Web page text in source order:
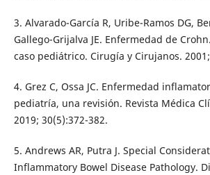
3. Alvarado-García R, Uribe-Ramos DG,
Gallego-Grijalva JE. Enfermedad de
caso pediátrico. Cirugía y Cirujanos.
4. Grez C, Ossa JC. Enfermedad
pediatría, una revisión. Revista Médica
2019; 30(5):372-382.
5. Andrews AR, Putra J. Special
Inflammatory Bowel Disease Pathology.